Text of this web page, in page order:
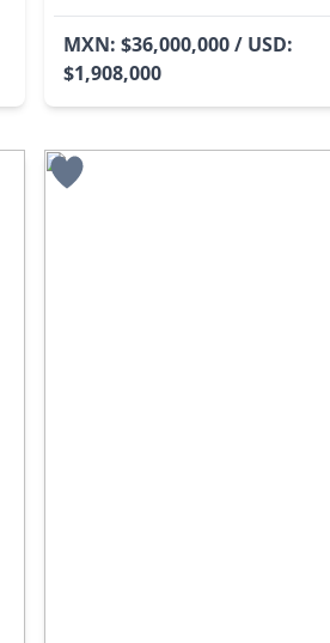
MXN: $36,000,000 / USD:
$1,908,000